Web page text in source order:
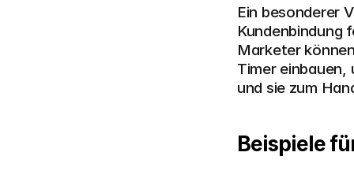
Ein besonderer
Kundenbindung
Marketer
Timer einbauen,
und sie zum
Beispiele